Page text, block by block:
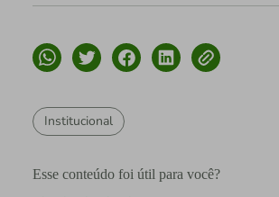
Institucional
Esse conteúdo foi útil para você?